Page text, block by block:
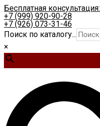
Бесплатная консультация:
+7 (999) 920-90-28
+7 (926) 073-31-46
Поиск по каталогу...
×